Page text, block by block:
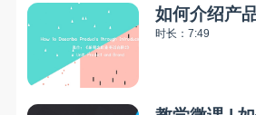
如何介绍产
时长：7:49